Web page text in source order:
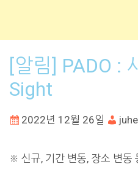
[알림] PADO :
Sight
2022년 12월 26일
※ 신규, 기간 변동, 장소 변동